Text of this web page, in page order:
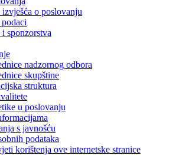
o poslovanju
sponzorstva
nadzornog odbora
skupštine
struktura
u poslovanju
s javnošću
podataka
korištenja ove internetske stranice